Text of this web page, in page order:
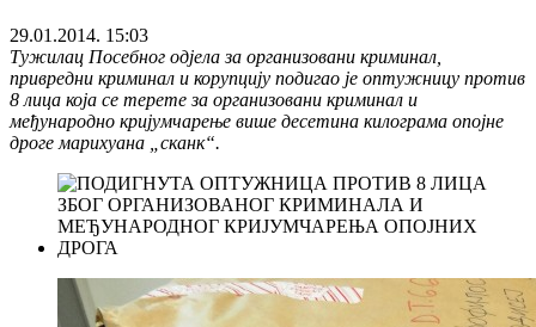
29.01.2014. 15:03
Тужилац Посебног одјела за организовани криминал,
привредни криминал и корупцију подигао је оптужницу против
8 лица која се терете за организовани криминал и
међународно кријумчарење више десетина килограма опојне
дроге марихуана „сканк“.